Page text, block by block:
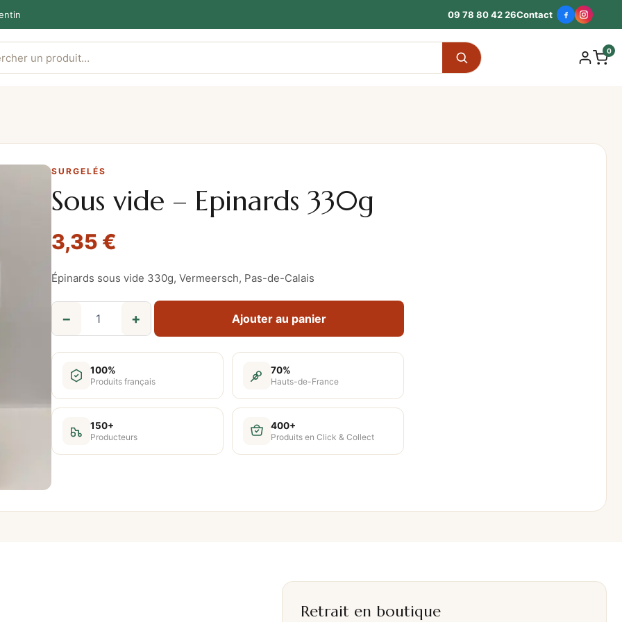
09 78 80 42 26Contact
0
SURGELÉS
Sous vide – Epinards 330g
3,35 €
Épinards sous vide 330g, Vermeersch, Pas-de-Calais
t
é
S
− + Ajouter au panier
100%
Produits français
70%
Hauts-de-France
150+
Producteurs
400+
Produits en Click & Collect
Retrait en boutique